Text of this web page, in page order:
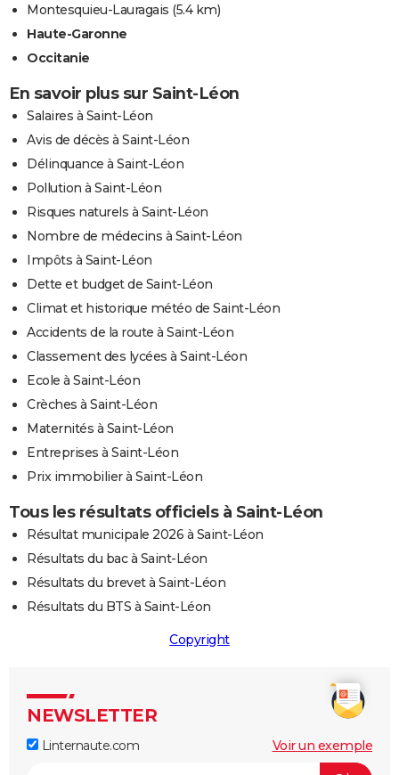
Montesquieu-Lauragais (5.4 km)
Haute-Garonne
Occitanie
En savoir plus sur Saint-Léon
Salaires à Saint-Léon
Avis de décès à Saint-Léon
Délinquance à Saint-Léon
Pollution à Saint-Léon
Risques naturels à Saint-Léon
Nombre de médecins à Saint-Léon
Impôts à Saint-Léon
Dette et budget de Saint-Léon
Climat et historique météo de Saint-Léon
Accidents de la route à Saint-Léon
Classement des lycées à Saint-Léon
Ecole à Saint-Léon
Crèches à Saint-Léon
Maternités à Saint-Léon
Entreprises à Saint-Léon
Prix immobilier à Saint-Léon
Tous les résultats officiels à Saint-Léon
Résultat municipale 2026 à Saint-Léon
Résultats du bac à Saint-Léon
Résultats du brevet à Saint-Léon
Résultats du BTS à Saint-Léon
Copyright
NEWSLETTER
Linternaute.com Voir un exemple